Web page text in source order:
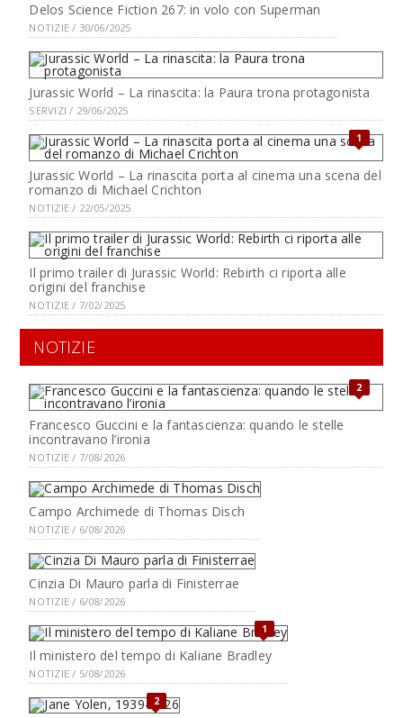
Delos Science Fiction 267: in volo con Superman
NOTIZIE / 30/06/2025
Jurassic World – La rinascita: la Paura trona protagonista
SERVIZI / 29/06/2025
1
Jurassic World – La rinascita porta al cinema una scena del
romanzo di Michael Crichton
NOTIZIE / 22/05/2025
Il primo trailer di Jurassic World: Rebirth ci riporta alle
origini del franchise
NOTIZIE / 7/02/2025
NOTIZIE
2
Francesco Guccini e la fantascienza: quando le stelle
incontravano l’ironia
NOTIZIE / 7/08/2026
Campo Archimede di Thomas Disch
NOTIZIE / 6/08/2026
Cinzia Di Mauro parla di Finisterrae
NOTIZIE / 6/08/2026
1
Il ministero del tempo di Kaliane Bradley
NOTIZIE / 5/08/2026
2